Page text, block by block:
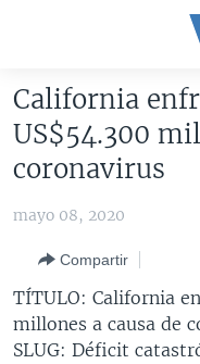
accesibilidad
contenido
Salte
principal
Salte
AMÉRICA DEL NORTE
EEUU
ELECCIONES EEUU 2024
VOA VERIFICA
VOA VERIFICA
ARGENTINA
BOLIVIA
COLOMBIA
CHINA EN AMÉRICA LATINA
CENTROAMÉRICA
COSTA RICA
OTRAS SECCIONES
California
US$54.300
coronavirus
mayo 08, 2020
Compartir
TÍTULO: California
millones a causa de
SLUG: Déficit